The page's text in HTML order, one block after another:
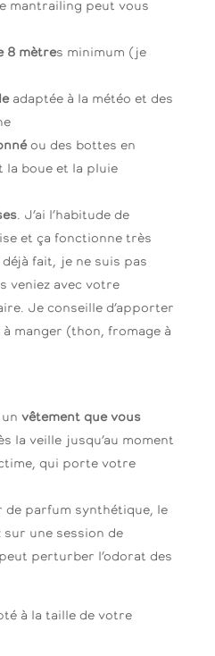
mantrailing peut vous
8 mètres minimum (je
adaptée à la météo et des
ou des bottes en
boue et la pluie
. J’ai l’habitude de
et ça fonctionne très
fait, je ne suis pas
veniez avec votre
Je conseille d’apporter
manger (thon, fromage à
vêtement que vous
la veille jusqu’au moment
qui porte votre
de parfum synthétique, le
sur une session de
perturber l’odorat des
à la taille de votre